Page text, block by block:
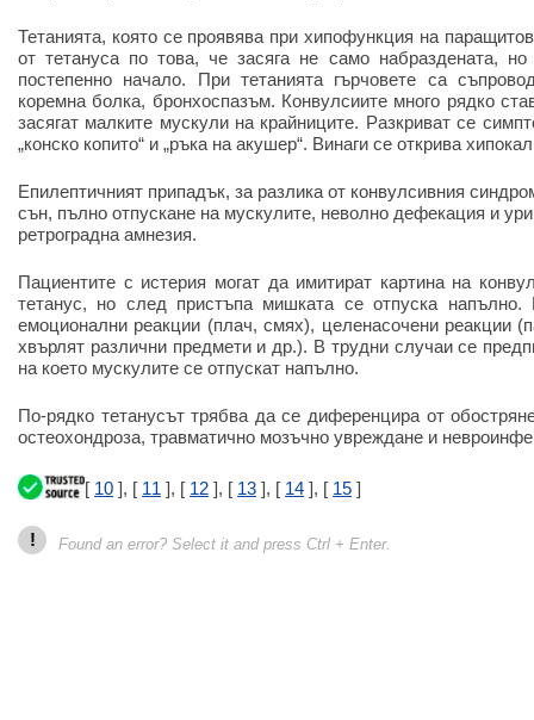
Тетанията, която се проявява при хипофункция на
от тетануса по това, че засяга не само набраздената,
постепенно начало. При тетанията гърчовете са
коремна болка, бронхоспазъм. Конвулсиите много рядко
засягат малките мускули на крайниците. Разкриват се
„конско копито“ и „ръка на акушер“. Винаги се открива
Епилептичният припадък, за разлика от конвулсивния
сън, пълно отпускане на мускулите, неволно дефекация и
ретроградна амнезия.
Пациентите с истерия могат да имитират картина на
тетанус, но след пристъпа мишката се отпуска
емоционални реакции (плач, смях), целенасочени реакции
хвърлят различни предмети и др.). В трудни случаи се
на което мускулите се отпускат напълно.
По-рядко тетанусът трябва да се диференцира от
остеохондроза, травматично мозъчно увреждане и
[ 10 ], [ 11 ], [ 12 ], [ 13 ], [ 14 ], [ 15 ]
! Found an error? Select it and press Ctrl + Enter.